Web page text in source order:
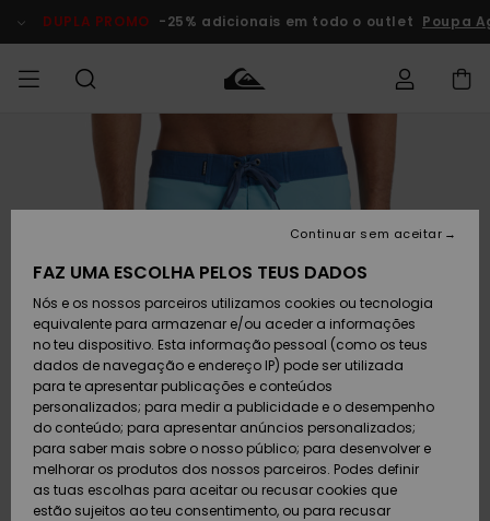
do
DUPLA PROMO -25% adicionais em todo o outlet Poupa
HOMEM Roupas
Calçado e
chinelos
Surfe/água
Snow
MENINO
Roupas
Calçado e
chinelos
Surfe/água
Neve
MULHER
Shop
chegados
Highlights
Snow
SURF
Surf Shop
Homem
Crianças
Highlights
Community
SNOW
Artigos
Neve
Homem
Artigos
Criança
Snow Shop
Feminino
Highlights
DUPLA
PROMO
Outlet
Homem
Criança
Outlet
Mulher
encomenda
Devoluções
Pagamento
Cartão
presente
Quiksilver
Freedom
FAZ UMA ESCOLHA PELOS TEUS DADOS
Nós e os nossos parceiros utilizamos cookies ou tecnologia
equivalente para armazenar e/ou aceder a informações
no teu dispositivo. Esta informação pessoal (como os teus
dados de navegação e endereço IP) pode ser utilizada
para te apresentar publicações e conteúdos
personalizados; para medir a publicidade e o desempenho
do conteúdo; para apresentar anúncios personalizados;
para saber mais sobre o nosso público; para desenvolver e
melhorar os produtos dos nossos parceiros. Podes definir
as tuas escolhas para aceitar ou recusar cookies que
estão sujeitos ao teu consentimento, ou para recusar
Continuar sem aceitar